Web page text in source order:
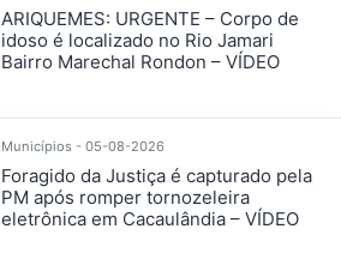
ARIQUEMES: URGENTE – Corpo de
idoso é localizado no Rio Jamari
Bairro Marechal Rondon – VÍDEO
Municípios - 05-08-2026
Foragido da Justiça é capturado pela
PM após romper tornozeleira
eletrônica em Cacaulândia – VÍDEO